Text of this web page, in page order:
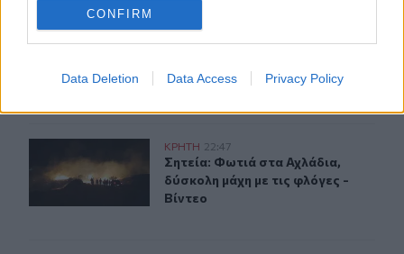
CONFIRM
Data Deletion Data Access Privacy Policy
ΣΧΕΤΙΚA AΡΘΡΑ
Σητεία: Φωτιά στα Αχλάδια, δύσκολη μάχη με τις
ΚΡΗΤΗ 22:47
Σητεία: Φωτιά στα Αχλάδια,
Σητεία: Φωτιά στα Αχλάδια,
δύσκολη μάχη με τις φλόγες -
Βίντεο